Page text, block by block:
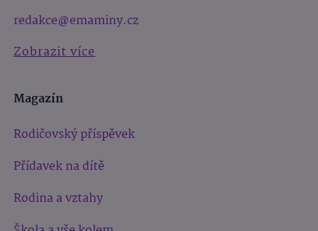
redakce@emaminy.cz
Zobrazit více
Magazín
Rodičovský příspěvek
Přídavek na dítě
Rodina a vztahy